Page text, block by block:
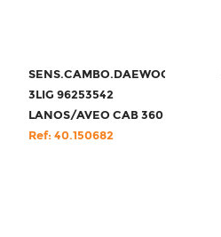
SENS.CAMBO.DAEWOO
3LIG 96253542
LANOS/AVEO CAB 360
Ref: 40.150682